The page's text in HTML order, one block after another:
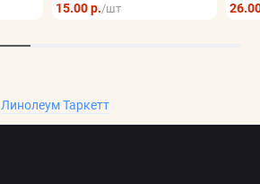
15.00 р./шт
Линолеум Таркетт